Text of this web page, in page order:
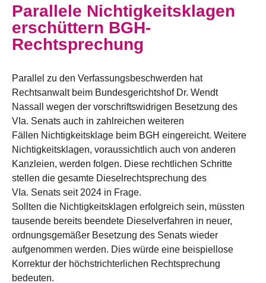
Parallele Nichtigkeitsklagen
erschüttern BGH-
Rechtsprechung
Parallel zu den Verfassungsbeschwerden hat
Rechtsanwalt beim Bundesgerichtshof Dr. Wendt
Nassall wegen der vorschriftswidrigen Besetzung des
VIa. Senats auch in zahlreichen weiteren
Fällen Nichtigkeitsklage beim BGH eingereicht. Weitere
Nichtigkeitsklagen, voraussichtlich auch von anderen
Kanzleien, werden folgen. Diese rechtlichen Schritte
stellen die gesamte Dieselrechtsprechung des
VIa. Senats seit 2024 in Frage.
Sollten die Nichtigkeitsklagen erfolgreich sein, müssten
tausende bereits beendete Dieselverfahren in neuer,
ordnungsgemäßer Besetzung des Senats wieder
aufgenommen werden. Dies würde eine beispiellose
Korrektur der höchstrichterlichen Rechtsprechung
bedeuten.